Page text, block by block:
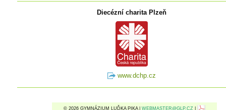
Diecézní charita Plzeň
www.dchp.cz
© 2026 GYMNÁZIUM LUĎKA PIKA |WEBMASTER@GLP.CZ